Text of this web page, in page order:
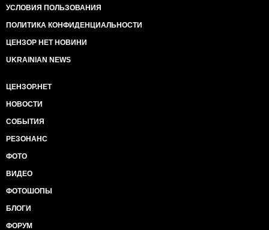
УСЛОВИЯ ПОЛЬЗОВАНИЯ
ПОЛИТИКА КОНФИДЕНЦИАЛЬНОСТИ
ЦЕНЗОР НЕТ НОВИНИ
UKRAINIAN NEWS
ЦЕНЗОР.НЕТ
НОВОСТИ
СОБЫТИЯ
РЕЗОНАНС
ФОТО
ВИДЕО
ФОТОШОПЫ
БЛОГИ
ФОРУМ